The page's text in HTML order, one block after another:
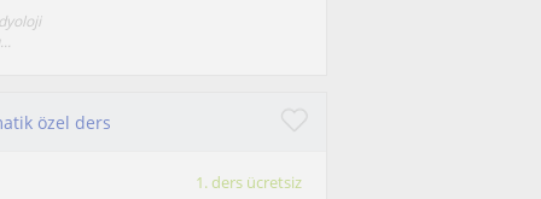
özel ders
1. ders ücretsiz